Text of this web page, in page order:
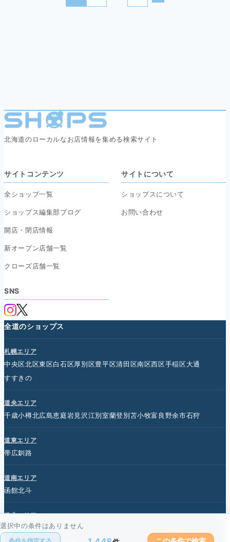
選択中の条件はありません
北海道のローカルなお店情報を集める検索サイト
サイトコンテンツ
全ショップ一覧
ショップス編集部ブログ
開店・閉店情報
新オープン店舗一覧
クローズ店舗一覧
サイトについて
ショップスについて
お問い合わせ
SNS
全道のショップス
札幌エリア
中央区北区東区白石区厚別区豊平区清田区南区西区手稲区大通
すすきの
道央エリア
千歳小樽北広島恵庭岩見沢江別室蘭登別苫小牧富良野余市石狩
道東エリア
帯広釧路
道南エリア
函館北斗
道北エリア
旭川北見名寄紋別網走